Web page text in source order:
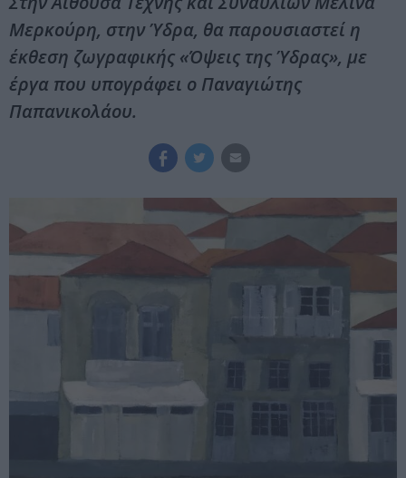
Μερκούρη, στην Ύδρα, θα παρουσιαστεί η
έκθεση ζωγραφικής «Όψεις της Ύδρας», με
έργα που υπογράφει ο Παναγιώτης
Παπανικολάου.